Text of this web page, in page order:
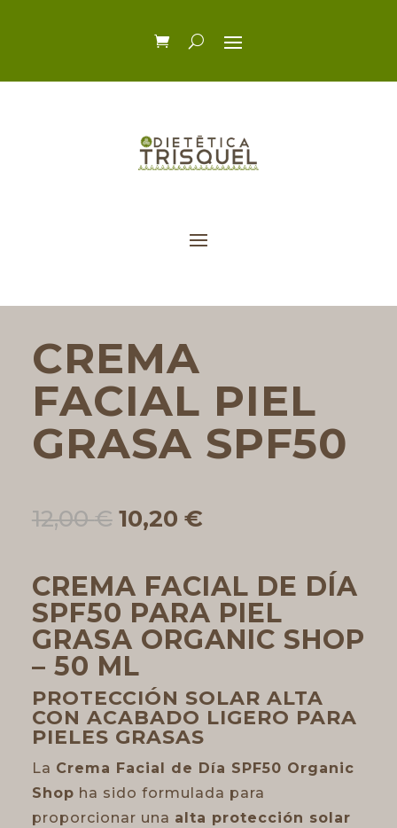
CREMA
FACIAL PIEL
GRASA SPF50
12,00€ El
precio
era:
12,00 €.
10,20 €El
es:
10,20 €.
CREMA FACIAL DE DÍA
SPF50 PARA PIEL
GRASA ORGANIC SHOP
– 50 ML
PROTECCIÓN SOLAR ALTA
CON ACABADO LIGERO PARA
PIELES GRASAS
La Crema Facial de Día SPF50 Organic
Shop ha sido formulada para
proporcionar una alta protección solar